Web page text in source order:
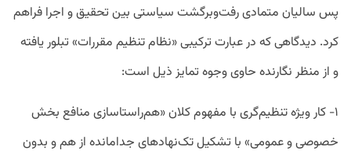
پس سالیان متمادی رفت‌وبرگشت سیاستی بین تحقیق و اجرا فراهم
کرد. دیدگاهی که در عبارت ترکیبی «نظام تنظیم مقررات» تبلور یافته
و از منظر نگارنده حاوی وجوه تمایز ذیل است:
۱- کار ویژه تنظیم‌گری با مفهوم کلان «هم‌راستاسازی منافع بخش
خصوصی و عمومی» با تشکیل تک‌نهادهای جدامانده از هم و بدون